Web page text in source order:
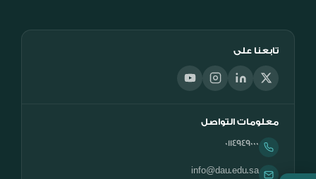
تابعنا على
معلومات التواصل
0114949000
info@dau.edu.sa